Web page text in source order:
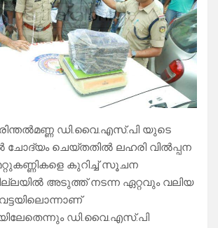
ഡി.വൈ.എസ്.പി യുടെ
ചെയ്തതില്‍ ലഹരി വില്‍പ്പന
കുറിച്ച് സൂചന
അടുത്ത് നടന്ന ഏറ്റവും വലിയ
ഡി.വൈ.എസ്.പി